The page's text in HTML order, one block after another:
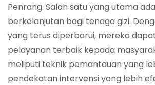
Penrang. Salah satu yang utama
berkelanjutan bagi tenaga gizi.
yang terus diperbarui, mereka
pelayanan terbaik kepada
meliputi teknik pemantauan yang
pendekatan intervensi yang lebih